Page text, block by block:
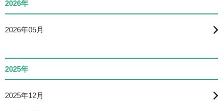
2026年
2026年05月
2025年
2025年12月